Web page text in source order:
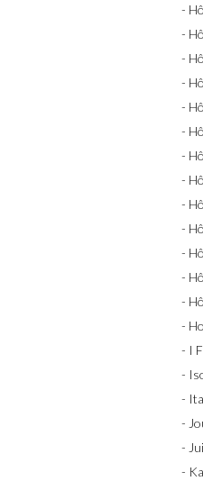
-
-
-
-
-
-
-
-
-
-
-
-
-
-
- I
-
-
-
-
-